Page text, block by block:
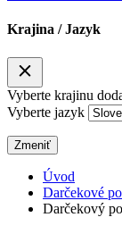
Krajina / Jazyk
Vyberte krajinu
Vyberte jazyk
Zmeniť
Úvod
Darčekové
Darčekový